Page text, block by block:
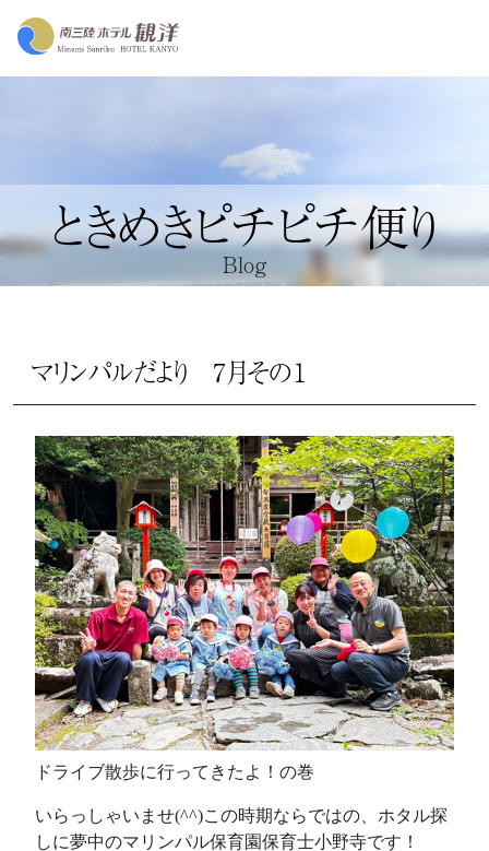
ときめきピチピチ便り
Blog
マリンパルだより 7月その１
ドライブ散歩に行ってきたよ！の巻
いらっしゃいませ(^^)この時期ならではの、ホタル探
しに夢中のマリンパル保育園保育士小野寺です！